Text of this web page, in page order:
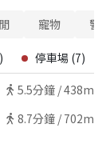
寵物 警
) 停車場 (7)
5.5分鐘 /438m
8.7分鐘 / 702m